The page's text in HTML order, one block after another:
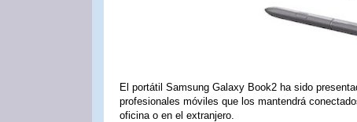
El portátil Samsung Galaxy Book2 ha sido
profesionales móviles que los mantendrá
oficina o en el extranjero.